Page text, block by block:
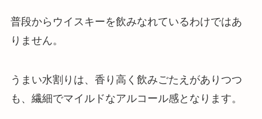
普段からウイスキーを飲みなれているわけではあ
りません。
うまい水割りは、香り高く飲みごたえがありつつ
も、繊細でマイルドなアルコール感となります。